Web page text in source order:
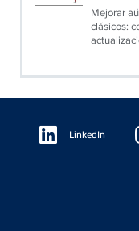
Mejorar
clásicos:
Floating
Sidebar LinkedIn